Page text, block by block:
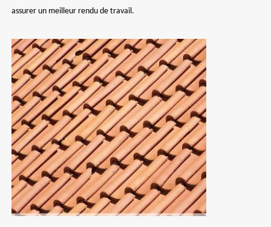
assurer un meilleur rendu de travail.